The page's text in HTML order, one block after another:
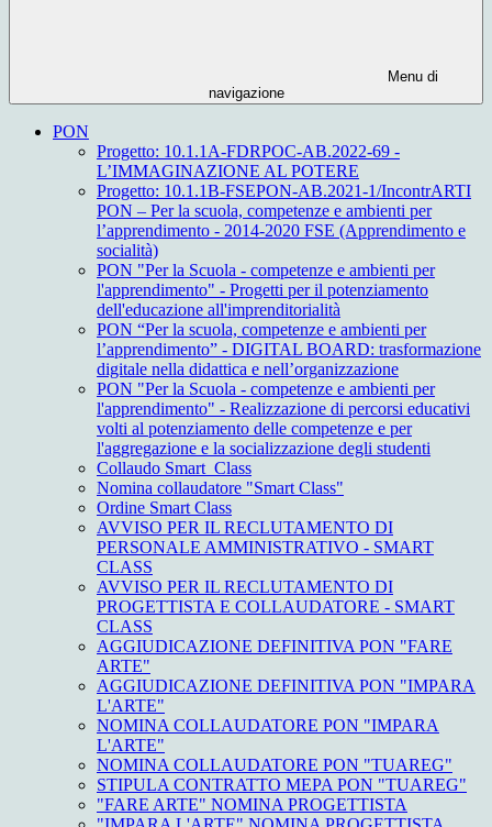
Menu di
navigazione
PON
Progetto: 10.1.1A-FDRPOC-AB.2022-69 -
L’IMMAGINAZIONE AL POTERE
Progetto: 10.1.1B-FSEPON-AB.2021-1/IncontrARTI
PON – Per la scuola, competenze e ambienti per
l’apprendimento - 2014-2020 FSE (Apprendimento e
socialità)
PON "Per la Scuola - competenze e ambienti per
l'apprendimento" - Progetti per il potenziamento
dell'educazione all'imprenditorialità
PON “Per la scuola, competenze e ambienti per
l’apprendimento” - DIGITAL BOARD: trasformazione
digitale nella didattica e nell’organizzazione
PON "Per la Scuola - competenze e ambienti per
l'apprendimento" - Realizzazione di percorsi educativi
volti al potenziamento delle competenze e per
l'aggregazione e la socializzazione degli studenti
Collaudo Smart_Class
Nomina collaudatore "Smart Class"
Ordine Smart Class
AVVISO PER IL RECLUTAMENTO DI
PERSONALE AMMINISTRATIVO - SMART
CLASS
AVVISO PER IL RECLUTAMENTO DI
PROGETTISTA E COLLAUDATORE - SMART
CLASS
AGGIUDICAZIONE DEFINITIVA PON "FARE
ARTE"
AGGIUDICAZIONE DEFINITIVA PON "IMPARA
L'ARTE"
NOMINA COLLAUDATORE PON "IMPARA
L'ARTE"
NOMINA COLLAUDATORE PON "TUAREG"
STIPULA CONTRATTO MEPA PON "TUAREG"
"FARE ARTE" NOMINA PROGETTISTA